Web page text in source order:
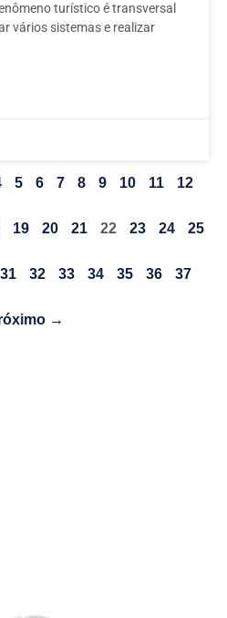
turístico é transversal
vários sistemas e realizar
5 6 7 8 9 10 11 12
19 20 21 22 23 24 25
31 32 33 34 35 36 37
→